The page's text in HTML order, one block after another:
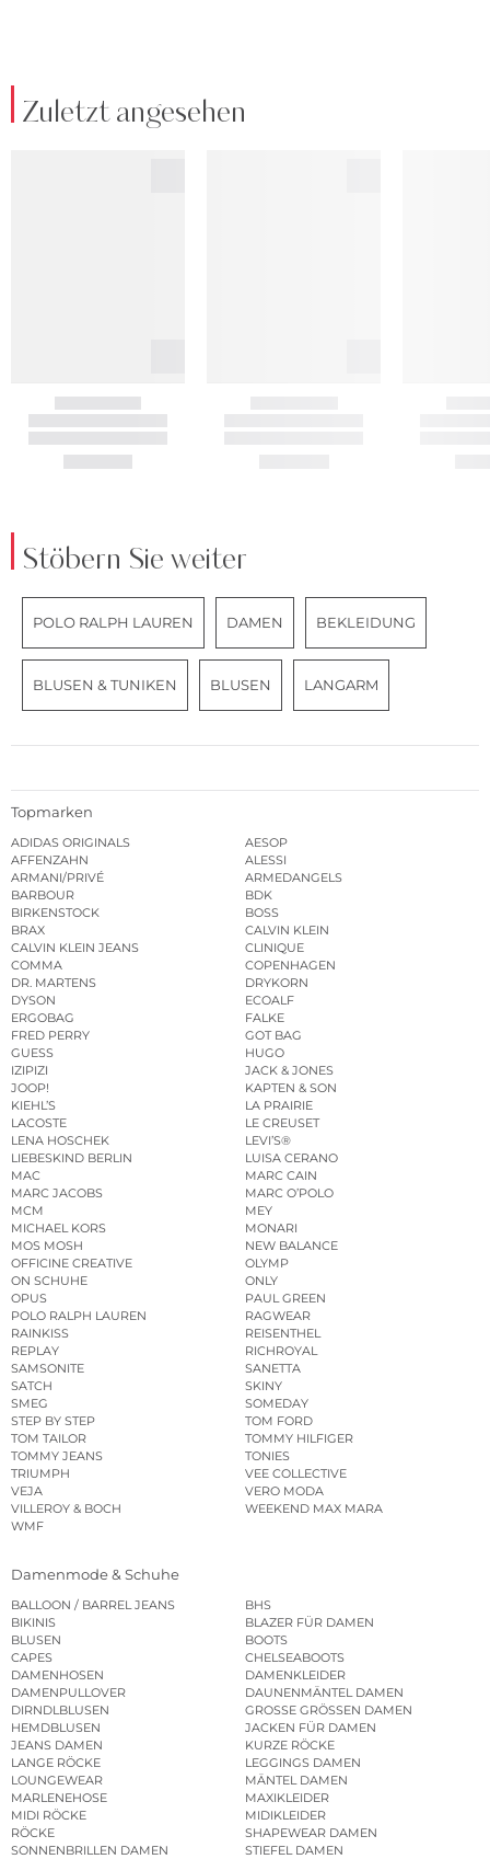
Zuletzt angesehen
Stöbern Sie weiter
POLO RALPH LAUREN DAMEN BEKLEIDUNG
BLUSEN & TUNIKEN BLUSEN LANGARM
Topmarken
ADIDAS ORIGINALS
AESOP
AFFENZAHN
ALESSI
ARMANI/PRIVÉ
ARMEDANGELS
BARBOUR
BDK
BIRKENSTOCK
BOSS
BRAX
CALVIN KLEIN
CALVIN KLEIN JEANS
CLINIQUE
COMMA
COPENHAGEN
DR. MARTENS
DRYKORN
DYSON
ECOALF
ERGOBAG
FALKE
FRED PERRY
GOT BAG
GUESS
HUGO
IZIPIZI
JACK & JONES
JOOP!
KAPTEN & SON
KIEHL’S
LA PRAIRIE
LACOSTE
LE CREUSET
LENA HOSCHEK
LEVI’S®
LIEBESKIND BERLIN
LUISA CERANO
MAC
MARC CAIN
MARC JACOBS
MARC O’POLO
MCM
MEY
MICHAEL KORS
MONARI
MOS MOSH
NEW BALANCE
OFFICINE CREATIVE
OLYMP
ON SCHUHE
ONLY
OPUS
PAUL GREEN
POLO RALPH LAUREN
RAGWEAR
RAINKISS
REISENTHEL
REPLAY
RICHROYAL
SAMSONITE
SANETTA
SATCH
SKINY
SMEG
SOMEDAY
STEP BY STEP
TOM FORD
TOM TAILOR
TOMMY HILFIGER
TOMMY JEANS
TONIES
TRIUMPH
VEE COLLECTIVE
VEJA
VERO MODA
VILLEROY & BOCH
WEEKEND MAX MARA
WMF
Damenmode & Schuhe
BALLOON / BARREL JEANS
BHS
BIKINIS
BLAZER FÜR DAMEN
BLUSEN
BOOTS
CAPES
CHELSEABOOTS
DAMENHOSEN
DAMENKLEIDER
DAMENPULLOVER
DAUNENMÄNTEL DAMEN
DIRNDLBLUSEN
GROSSE GRÖSSEN DAMEN
HEMDBLUSEN
JACKEN FÜR DAMEN
JEANS DAMEN
KURZE RÖCKE
LANGE RÖCKE
LEGGINGS DAMEN
LOUNGEWEAR
MÄNTEL DAMEN
MARLENEHOSE
MAXIKLEIDER
MIDI RÖCKE
MIDIKLEIDER
RÖCKE
SHAPEWEAR DAMEN
SONNENBRILLEN DAMEN
STIEFEL DAMEN